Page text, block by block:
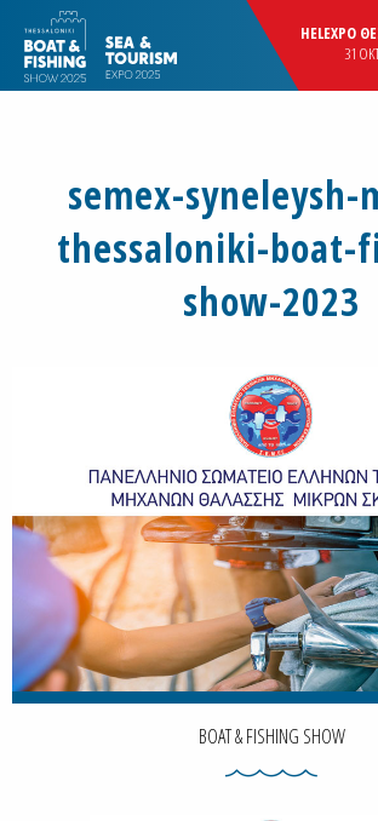
HELEXPO
31
semex-syneleysh-
thessaloniki-boat-
show-2023
BOAT & FISHING SHOW